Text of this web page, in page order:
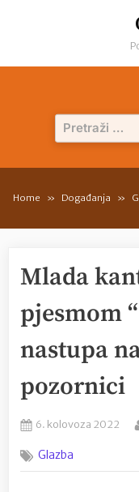
Pretraži:
Home Događanja
Mlada
pjesmom
nastupa
pozornici
Posted
6. kolovoza 2022
Glazba